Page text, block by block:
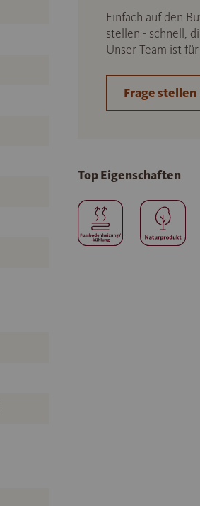
Einfach auf den
stellen - schnell,
Unser Team ist
Frage stellen
Top Eigenschaften